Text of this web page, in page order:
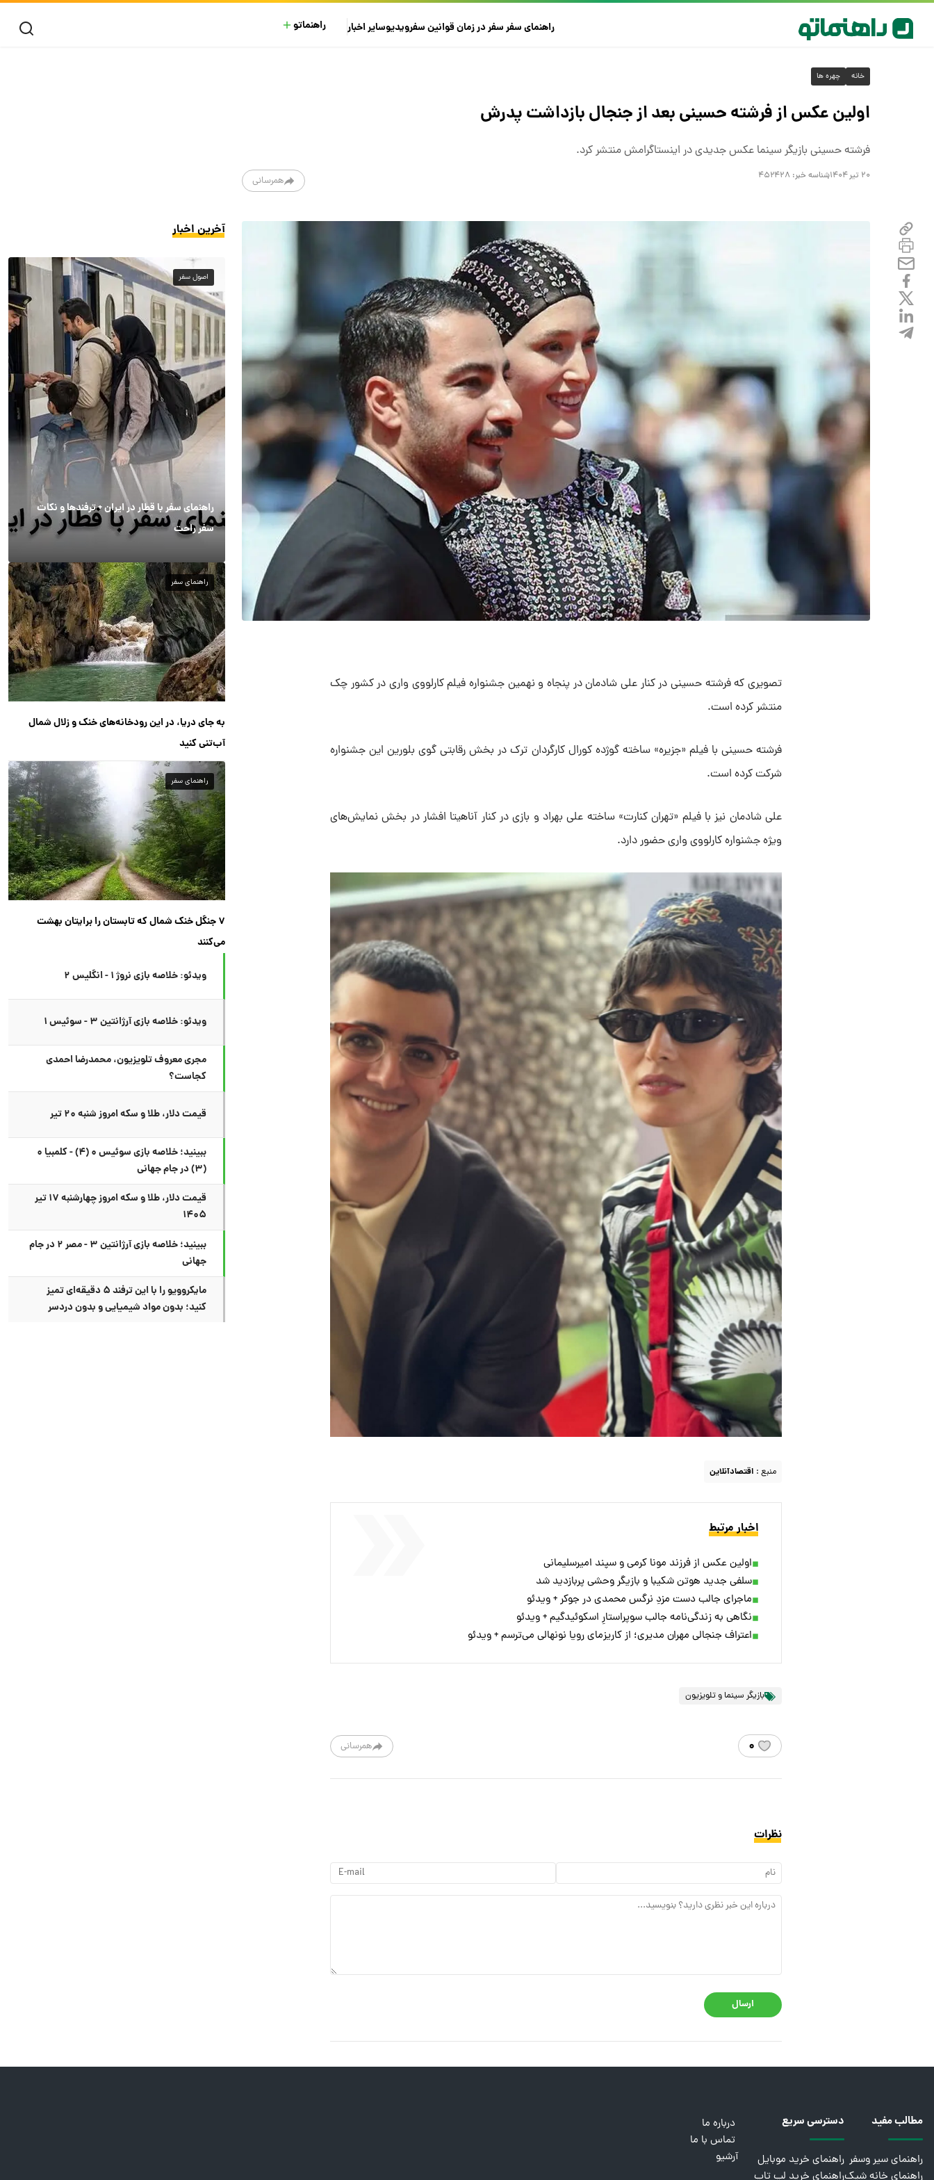
راهنمای سفرسفر در زمانقوانین سفرویدیوسایراخبار راهنماتو
خانه چهره ها
اولین عکس از فرشته حسینی بعد از جنجال بازداشت پدرش
فرشته حسینی بازیگر سینما عکس جدیدی در اینستاگرامش منتشر کرد.
۲۰ تیر ۱۴۰۴ شناسه خبر: ۴۵۲۴۲۸ همرسانی
تصویری که فرشته حسینی در کنار علی شادمان در پنجاه و نهمین جشنواره فیلم کارلووی واری در کشور چک
منتشر کرده است.
فرشته حسینی با فیلم «جزیره» ساخته گوژده کورال کارگردان ترک در بخش رقابتی گوی بلورین این جشنواره
شرکت کرده است.
علی شادمان نیز با فیلم «تهران کنارت» ساخته علی بهراد و بازی در کنار آناهیتا افشار در بخش نمایش‌های
ویژه جشنواره کارلووی واری حضور دارد.
منبع : اقتصادآنلاین
اخبار مرتبط
اولین عکس از فرزند مونا کرمی و سپند امیرسلیمانی
سلفی جدید هوتن شکیبا و بازیگر وحشی پربازدید شد
ماجرای جالب دست‌ مزدِ نرگس محمدی در جوکر + ویدئو
نگاهی به زندگی‌نامه جالب سوپراستارِ اسکوئیدگیم + ویدئو
اعتراف جنجالی مهران مدیری؛ از کاریزمای رویا نونهالی می‌ترسم + ویدئو
بازیگر سینما و تلویزیون
همرسانی ۰
نظرات
ارسال
آخرین اخبار
اصول سفر
راهنمای سفر با قطار در ایران + ترفندها و نکات
سفر راحت
راهنمای سفر
به جای دریا، در این رودخانه‌های خنک و زلال شمال
آب‌تنی کنید
راهنمای سفر
۷ جنگل خنک شمال که تابستان را برایتان بهشت
می‌کنند
ویدئو: خلاصه بازی نروژ ۱ - انگلیس ۲
ویدئو: خلاصه بازی آرژانتین ۳ - سوئیس ۱
مجری معروف تلویزیون، محمدرضا احمدی
کجاست؟
قیمت دلار، طلا و سکه امروز شنبه ۲۰ تیر
ببینید؛ خلاصه بازی سوئیس ۰ (۴) - کلمبیا ۰
(۳) در جام جهانی
قیمت دلار، طلا و سکه امروز چهارشنبه ۱۷ تیر
۱۴۰۵
ببینید؛ خلاصه بازی آرژانتین ۳ - مصر ۲ در جام
جهانی
مایکروویو را با این ترفند ۵ دقیقه‌ای تمیز
کنید؛ بدون مواد شیمیایی و بدون دردسر
مطالب مفید
راهنمای سیر وسفر
دسترسی سریع
راهنمای خرید موبایل
درباره ما
تماس با ما
آرشیو